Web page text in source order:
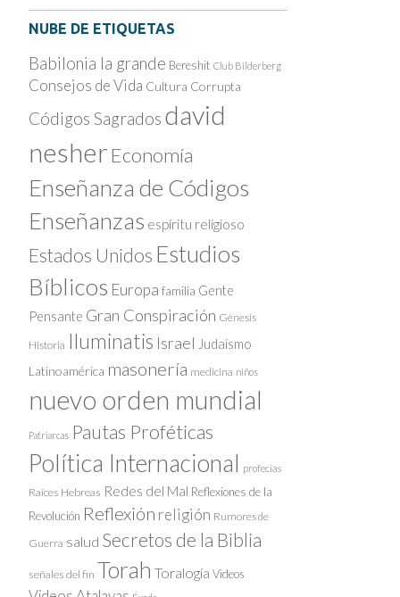
NUBE DE ETIQUETAS
Babilonia la grande Bereshit Club Bilderberg
Consejos de Vida Cultura Corrupta
Códigos Sagrados david
nesher Economía
Enseñanza de Códigos
Enseñanzas espíritu religioso
Estados Unidos Estudios
Bíblicos Europa familia Gente
Pensante Gran Conspiración Génesis
Historia Iluminatis Israel Judaísmo
Latinoamérica masonería medicina niños
nuevo orden mundial
Patriarcas Pautas Proféticas
Política Internacional profecías
Raíces Hebreas Redes del Mal Reflexiones de la
Revolución Reflexión religión Rumores de
Guerra salud Secretos de la Biblia
señales del fin Torah Toralogía Videos